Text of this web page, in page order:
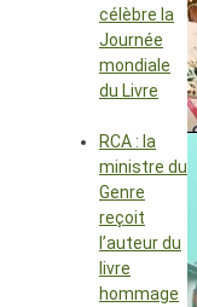
célèbre la
Journée
mondiale
du Livre
RCA : la
ministre du
Genre
reçoit
l’auteur du
livre
hommage